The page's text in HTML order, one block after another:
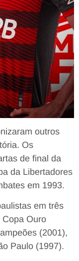
outros
Os
de final da
da Libertadores
em 1993.
em três
Ouro
(2001),
Paulo (1997).